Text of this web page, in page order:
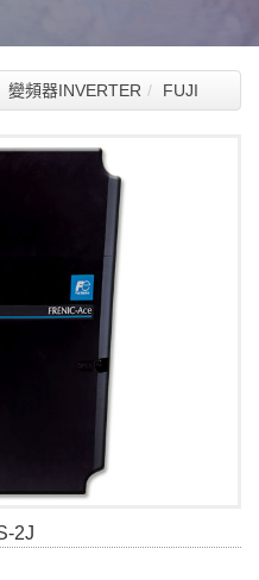
變頻器INVERTER FUJI
2J